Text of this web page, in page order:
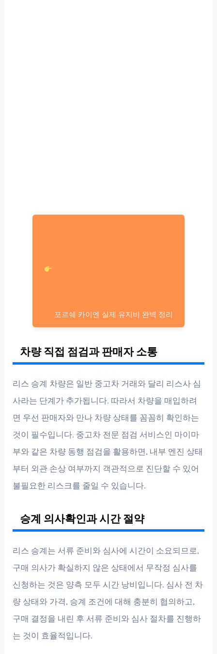
포르쉐 카이엔 실제 유지비 완벽 정리
차량 직접 점검과 판매자 소통
리스 승계 차량은 일반 중고차 거래와 달리 리스사 심
사라는 단계가 추가됩니다. 따라서 차량을 매입하려
면 우선 판매자와 만나 차량 상태를 꼼꼼히 확인하는
것이 필수입니다. 중고차 전문 점검 서비스인 마이마
부와 같은 차량 동행 점검을 활용하면, 내부 엔진 상태
부터 외관 손상 여부까지 객관적으로 진단할 수 있어
불필요한 리스크를 줄일 수 있습니다.
승계 의사확인과 시간 절약
리스 승계는 서류 준비와 심사에 시간이 소요되므로,
구매 의사가 확실하지 않은 상태에서 무작정 심사를
신청하는 것은 양측 모두 시간 낭비입니다. 심사 전 차
량 상태와 가격, 승계 조건에 대해 충분히 협의하고,
구매 결정을 내린 후 서류 준비와 심사 절차를 진행하
는 것이 효율적입니다.